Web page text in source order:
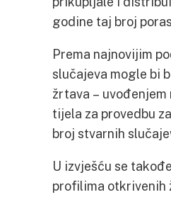
godine taj broj
Prema najnovijim
slučajeva mogle bi
žrtava –
tijela za provedbu
broj stvarnih
U izvješću se
profilima otkrivenih